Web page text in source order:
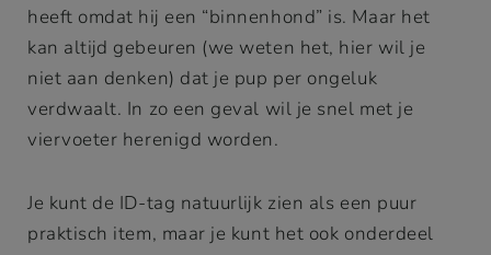
heeft omdat hij een “binnenhond” is. Maar het
kan altijd gebeuren (we weten het, hier wil je
niet aan denken) dat je pup per ongeluk
verdwaalt. In zo een geval wil je snel met je
viervoeter herenigd worden.
Je kunt de ID-tag natuurlijk zien als een puur
praktisch item, maar je kunt het ook onderdeel